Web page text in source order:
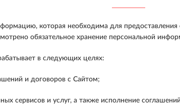
которая необходима для
обязательное хранение персональной
в следующих целях:
и договоров с Сайтом;
сервисов и услуг, а также исполнение